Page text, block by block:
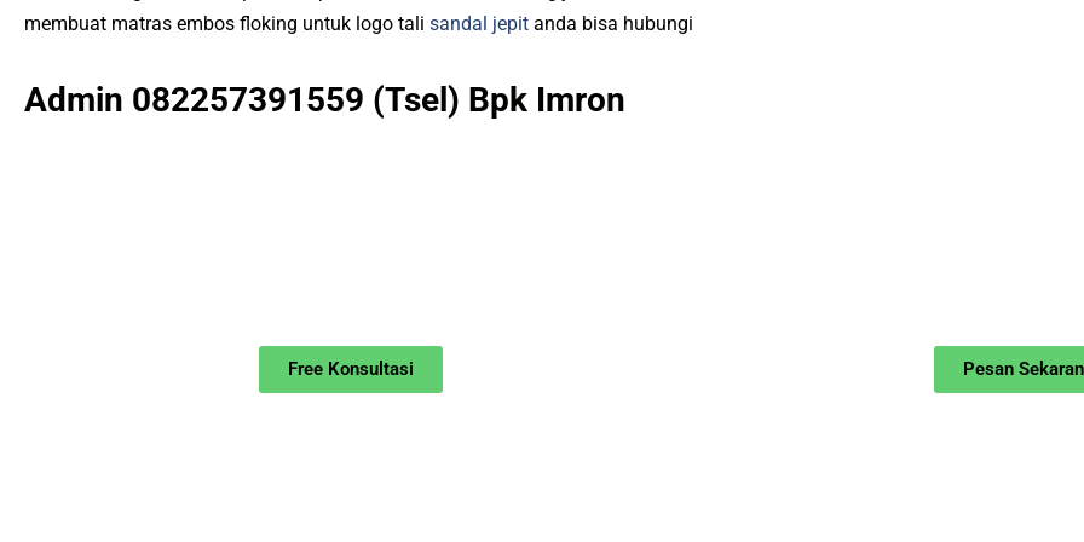
membuat matras embos floking untuk logo tali sandal jepit anda bisa hubungi
Admin 082257391559 (Tsel) Bpk Imron
Free Konsultasi Pesan